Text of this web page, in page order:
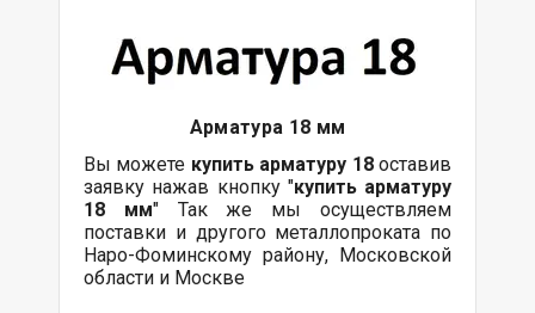
Арматура 18 мм
Вы можете купить арматуру 18оставив
заявку нажав кнопку "купить арматуру
18 мм" Так же мы осуществляем
поставки и другого металлопроката по
Наро-Фоминскому району, Московской
области и Москве